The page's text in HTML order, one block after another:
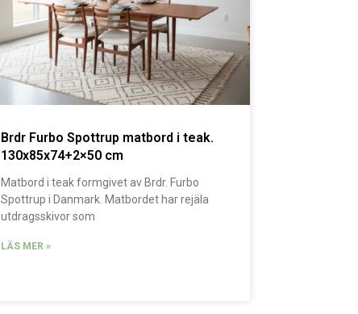
Brdr Furbo Spottrup matbord i teak.
130x85x74+2×50 cm
Matbord i teak formgivet av Brdr. Furbo
Spottrup i Danmark. Matbordet har rejäla
utdragsskivor som
LÄS MER »